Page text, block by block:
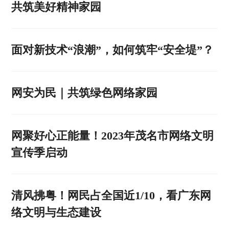
共筑美好精神家园
面对新技术“浪潮”，如何筑牢“安全堤”？
网安为民｜共筑绿色网络家园
网聚好心正能量！2023年茂名市网络文明
宣传季启动
清风拂粤！网民占全国近1/10，看广东网
络文明与生态建设